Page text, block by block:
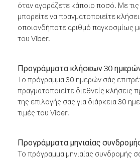
όταν αγοράζετε κάποιο ποσό. Με
μπορείτε να πραγματοποιείτε
οποιονδήποτε αριθμό παγκοσμίως
του Viber.
Προγράμματα κλήσεων 30
Το πρόγραμμα 30 ημερών σάς
πραγματοποιείτε διεθνείς κλήσεις
της επιλογής σας για διάρκεια 30
τιμές του Viber.
Προγράμματα μηνιαίας
Το πρόγραμμα μηνιαίας συνδρομής